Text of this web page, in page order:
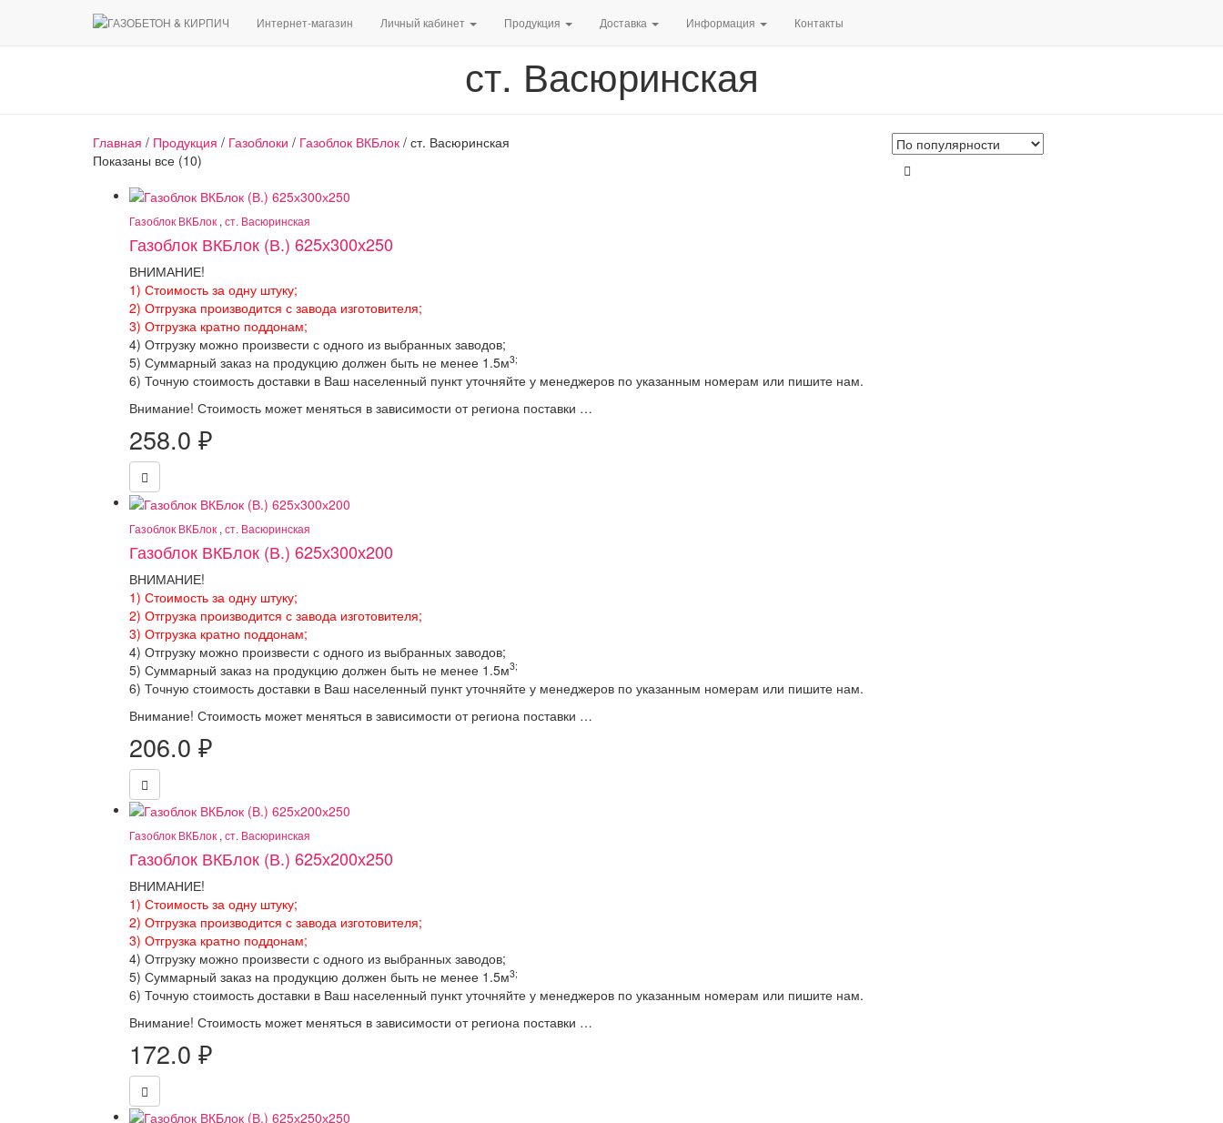
Интернет-магазин Личный кабинет Продукция Доставка Информация Контакты
ст. Васюринская
Главная / Продукция / Газоблоки / Газоблок ВКБлок / ст. Васюринская
Показаны все (10)
популярности
Газоблок ВКБлок , ст. Васюринская
Газоблок ВКБлок (В.) 625х300х250
ВНИМАНИЕ!
1) Стоимость за одну штуку;
2) Отгрузка производится с завода изготовителя;
3) Отгрузка кратно поддонам;
4) Отгрузку можно произвести с одного из выбранных заводов;
5) Суммарный заказ на продукцию должен быть не менее 1.5м3;
6) Точную стоимость доставки в Ваш населенный пункт уточняйте у менеджеров по указанным номерам или пишите нам.
Внимание! Стоимость может меняться в зависимости от региона поставки …
258.0 ₽
Газоблок ВКБлок , ст. Васюринская
Газоблок ВКБлок (В.) 625х300х200
ВНИМАНИЕ!
1) Стоимость за одну штуку;
2) Отгрузка производится с завода изготовителя;
3) Отгрузка кратно поддонам;
4) Отгрузку можно произвести с одного из выбранных заводов;
5) Суммарный заказ на продукцию должен быть не менее 1.5м3;
6) Точную стоимость доставки в Ваш населенный пункт уточняйте у менеджеров по указанным номерам или пишите нам.
Внимание! Стоимость может меняться в зависимости от региона поставки …
206.0 ₽
Газоблок ВКБлок , ст. Васюринская
Газоблок ВКБлок (В.) 625х200х250
ВНИМАНИЕ!
1) Стоимость за одну штуку;
2) Отгрузка производится с завода изготовителя;
3) Отгрузка кратно поддонам;
4) Отгрузку можно произвести с одного из выбранных заводов;
5) Суммарный заказ на продукцию должен быть не менее 1.5м3;
6) Точную стоимость доставки в Ваш населенный пункт уточняйте у менеджеров по указанным номерам или пишите нам.
Внимание! Стоимость может меняться в зависимости от региона поставки …
172.0 ₽